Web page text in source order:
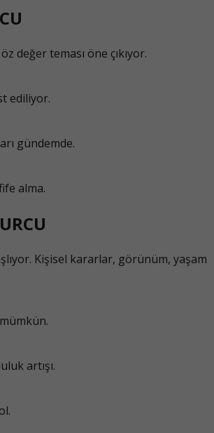
değer teması öne çıkıyor.
ediliyor.
gündemde.
alma.
Kişisel kararlar, görünüm, yaşam
artışı.